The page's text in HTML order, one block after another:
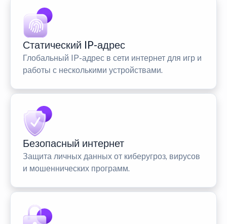
Статический IP-адрес
Глобальный IP-адрес в сети интернет для игр и
работы с несколькими устройствами.
Безопасный интернет
Защита личных данных от киберугроз, вирусов
и мошеннических программ.